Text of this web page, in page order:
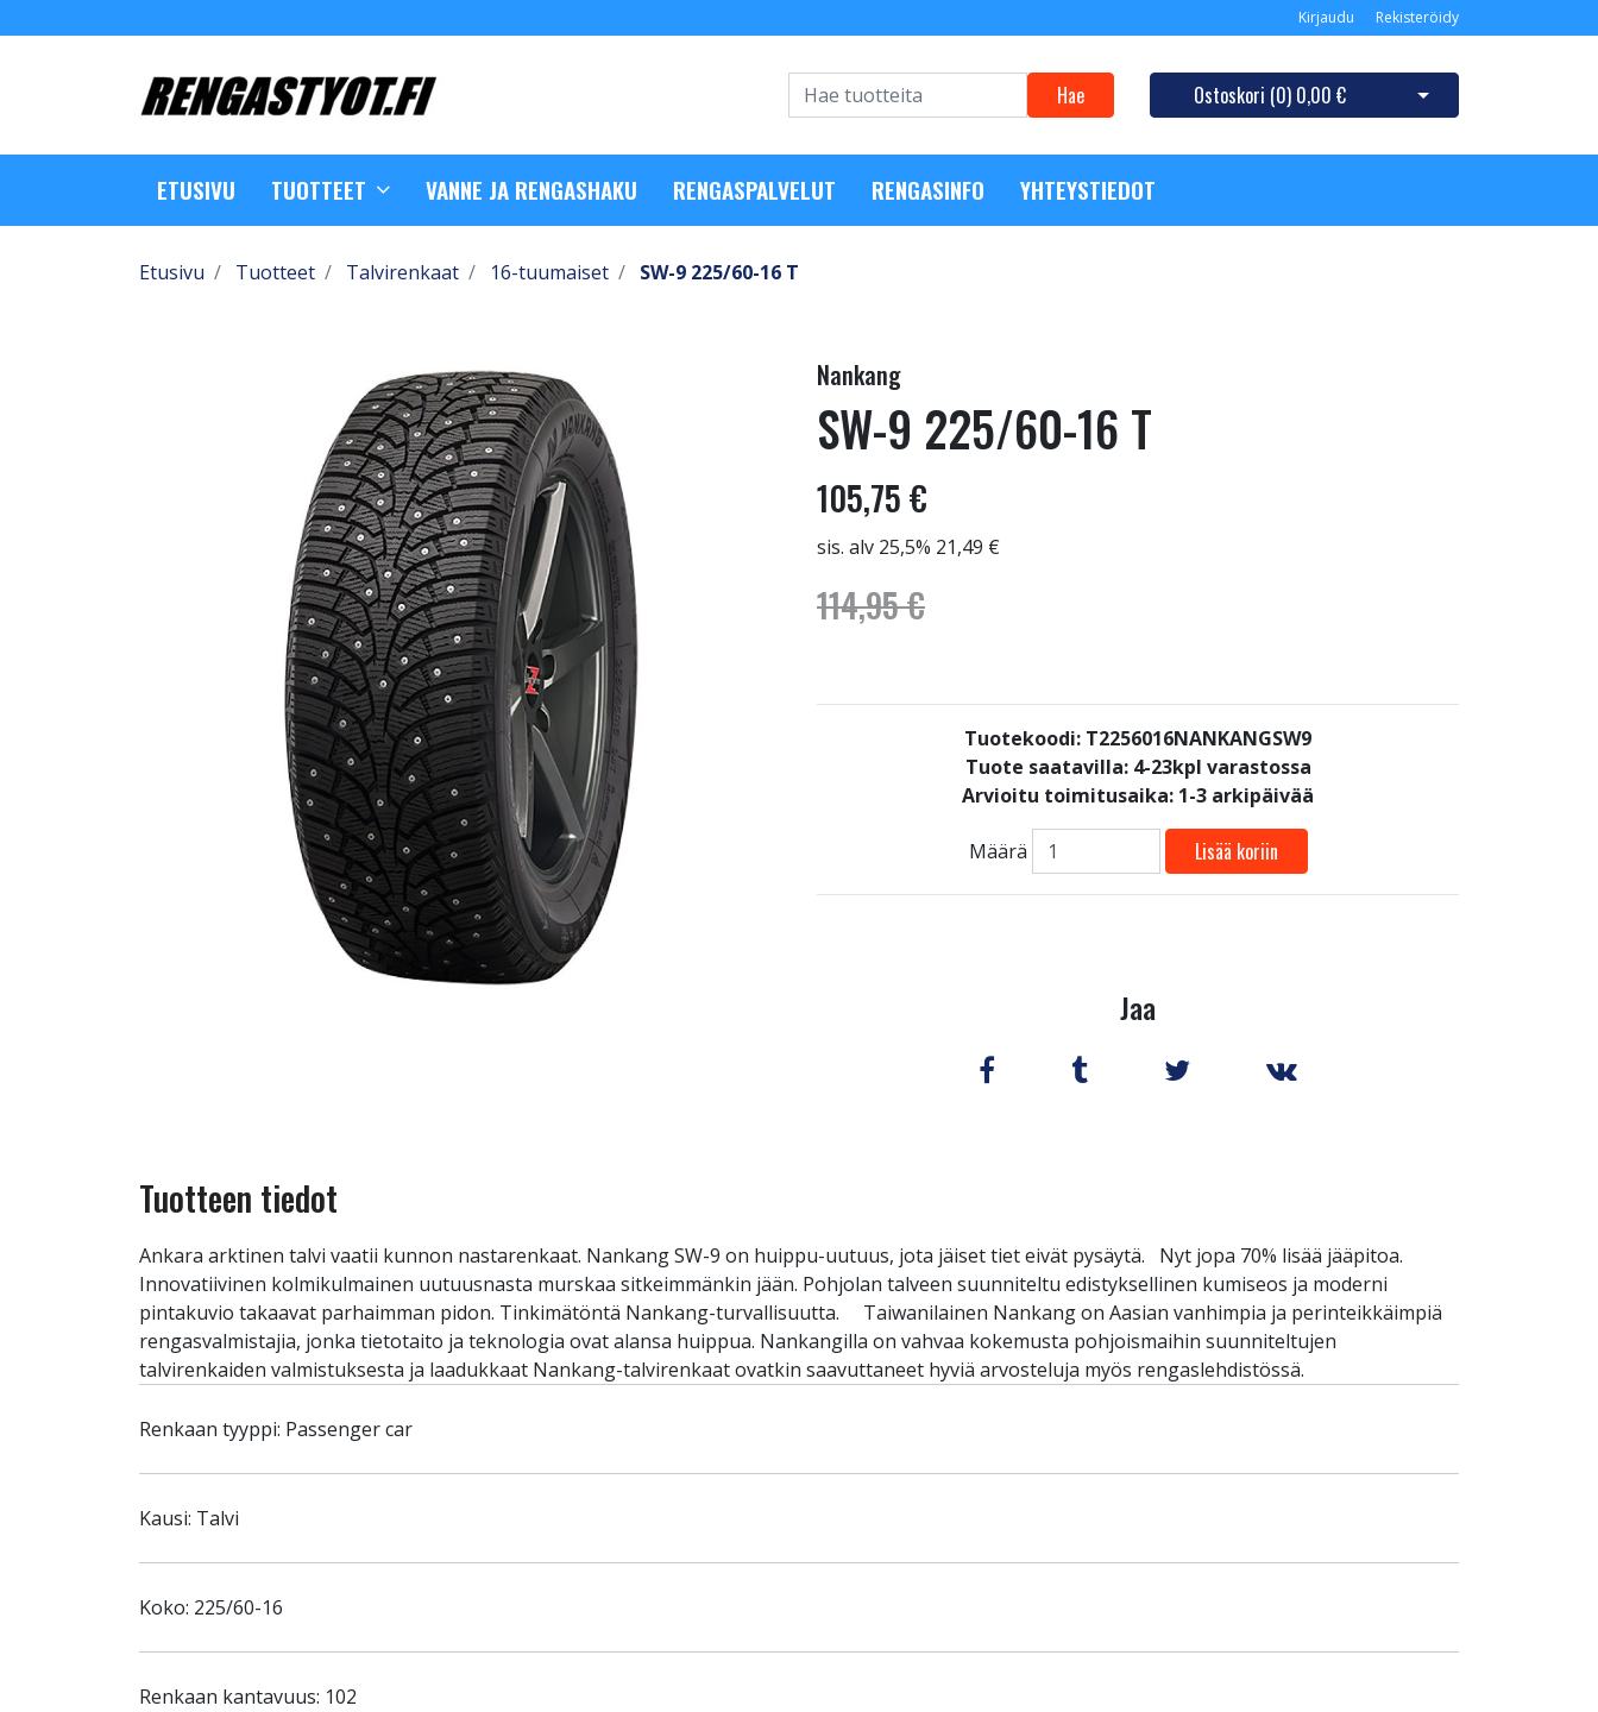
Kirjaudu Rekisteröidy
Hae Ostoskori (0) 0,00 € Avaa ostoskori
ETUSIVU TUOTTEET VANNE JA RENGASHAKU RENGASPALVELUT RENGASINFO YHTEYSTIEDOT
Etusivu Tuotteet Talvirenkaat 16-tuumaiset SW-9 225/60-16 T
Nankang
SW-9 225/60-16 T
105,75 €
sis. alv 25,5% 21,49 €
114,95 €
Tuotekoodi: T2256016NANKANGSW9
Tuote saatavilla: 4-23kpl varastossa
Arvioitu toimitusaika: 1-3 arkipäivää
Määrä Lisää koriin
Jaa
Tuotteen tiedot
Ankara arktinen talvi vaatii kunnon nastarenkaat. Nankang SW-9 on huippu-uutuus, jota jäiset tiet eivät pysäytä. Nyt jopa 70% lisää jääpitoa.
Innovatiivinen kolmikulmainen uutuusnasta murskaa sitkeimmänkin jään. Pohjolan talveen suunniteltu edistyksellinen kumiseos ja moderni
pintakuvio takaavat parhaimman pidon. Tinkimätöntä Nankang-turvallisuutta. Taiwanilainen Nankang on Aasian vanhimpia ja perinteikkäimpiä
rengasvalmistajia, jonka tietotaito ja teknologia ovat alansa huippua. Nankangilla on vahvaa kokemusta pohjoismaihin suunniteltujen
talvirenkaiden valmistuksesta ja laadukkaat Nankang-talvirenkaat ovatkin saavuttaneet hyviä arvosteluja myös rengaslehdistössä.
Renkaan tyyppi: Passenger car
Kausi: Talvi
Koko: 225/60-16
Renkaan kantavuus: 102